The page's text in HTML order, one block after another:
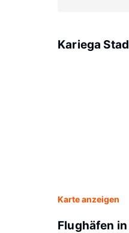
Kariega
Karte anzeigen
Flughäfen